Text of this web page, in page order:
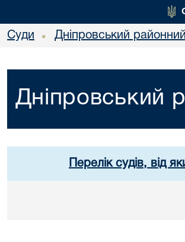
Суди • Дніпровський
Дніпровський
Перелік судів, від